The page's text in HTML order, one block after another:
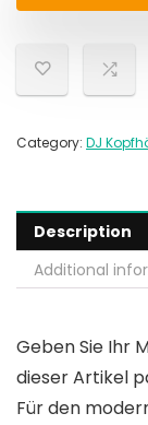
Category: DJ
Description
Additional
Geben Sie Ihr
dieser Artikel
Für den